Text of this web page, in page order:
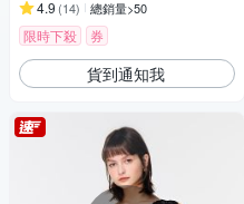
4.9 (14) 總銷量>50
限時下殺 券
貨到通知我